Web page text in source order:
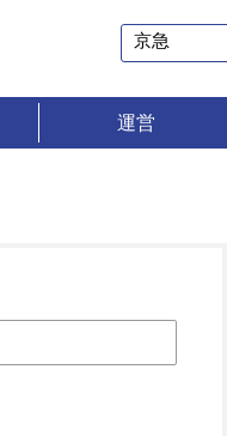
運営